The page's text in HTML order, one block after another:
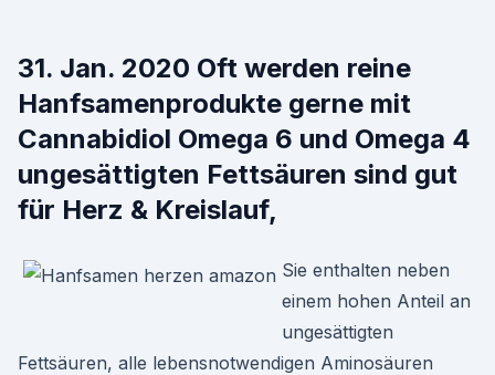
31. Jan. 2020 Oft werden reine
Hanfsamenprodukte gerne mit
Cannabidiol Omega 6 und Omega 4
ungesättigten Fettsäuren sind gut
für Herz & Kreislauf,
Sie enthalten neben
einem hohen Anteil an
ungesättigten
Fettsäuren, alle lebensnotwendigen Aminosäuren